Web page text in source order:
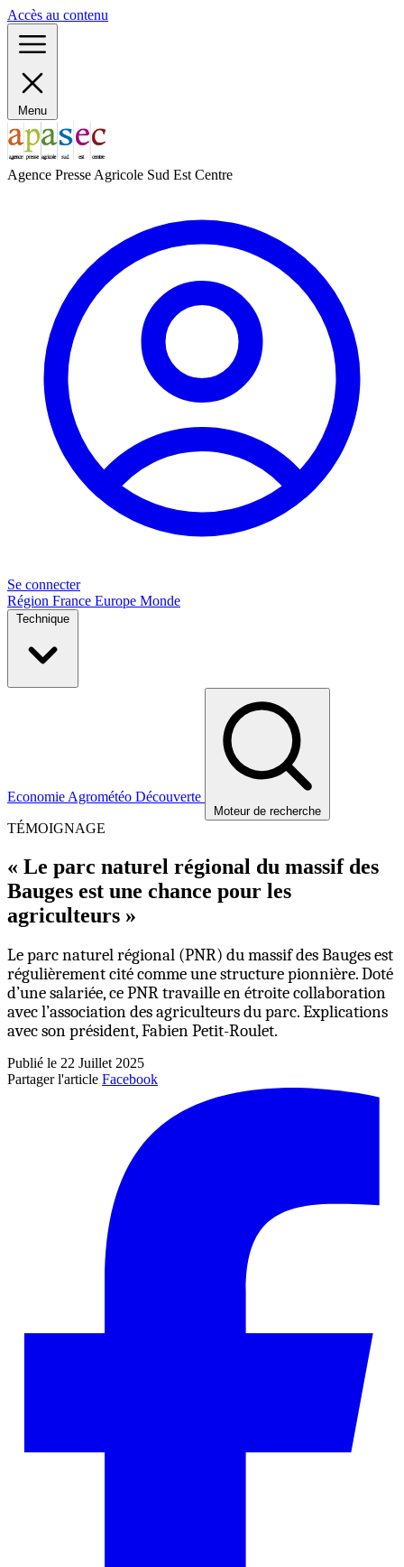
Accès au contenu
Menu
Agence Presse Agricole Sud Est Centre
Se connecter
Région France Europe Monde
Technique
Economie Agrométéo Découverte
Moteur de recherche
TÉMOIGNAGE
« Le parc naturel régional du massif des
Bauges est une chance pour les
agriculteurs »
Le parc naturel régional (PNR) du massif des Bauges est
régulièrement cité comme une structure pionnière. Doté
d’une salariée, ce PNR travaille en étroite collaboration
avec l’association des agriculteurs du parc. Explications
avec son président, Fabien Petit-Roulet.
Publié le 22 Juillet 2025
Partager l'article Facebook
Panneau de gestion des cookies